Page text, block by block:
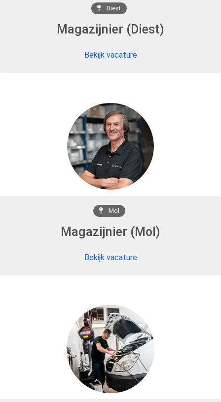
Diest
Magazijnier (Diest)
Bekijk vacature
Mol
Magazijnier (Mol)
Bekijk vacature